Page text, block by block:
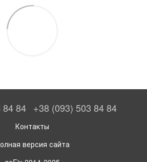
84 84 +38 (093) 503 84 84
Контакты
версия сайта